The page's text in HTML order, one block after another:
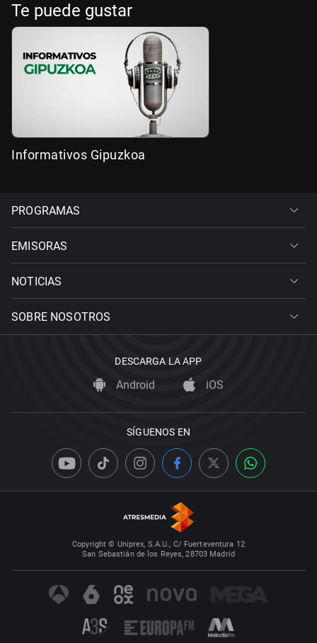
Te puede gustar
Informativos Gipuzkoa
PROGRAMAS
EMISORAS
NOTICIAS
SOBRE NOSOTROS
DESCARGA LA APP
Android iOS
SÍGUENOS EN
Copyright © Uniprex, S.A.U., C/ Fuerteventura 12
San Sebastián de los Reyes, 28703 Madrid